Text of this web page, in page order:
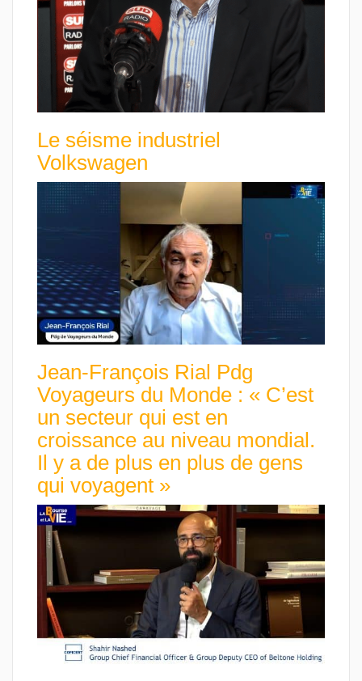
Le séisme industriel
Volkswagen
Jean-François Rial Pdg
Voyageurs du Monde : « C’est
un secteur qui est en
croissance au niveau mondial.
Il y a de plus en plus de gens
qui voyagent »